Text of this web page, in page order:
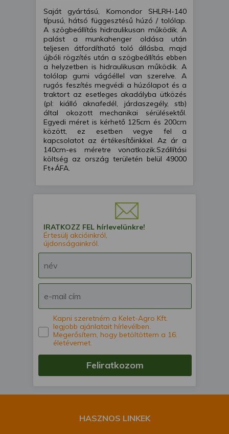
Saját gyártású, Komondor SHLRH-140
típusú, hátsó függesztésű húzó / tolólap.
A szögbeállítás hidraulikusan működik. A
palást a munkahenger oldása után
teljesen átfordítható toló állásba, majd
újbóli rögzítés után a szögbeállítás ebben
a helyzetben is hidraulikusan működik. A
tolólap gumi vágóéllel van szerelve. A
rugós feszítés megvédi a húzólapot és a
traktort az esetleges akadályba ütközés
(pl: kiálló aknafedél, járdaszegély, stb)
által okozott mechanikai sérülésektől.
Egyedi méret is kérhető 125cm és 200cm
között, ez esetben vegye fel a
kapcsolatot az értékesítőinkkel. Az ár a
140cm-es méretre vonatkozik.Szállítási
költség az ország területén belül 49000
Ft+ÁFA.
IRATKOZZ FEL hírlevelünkre!
Értesülj akcióinkról,
újdonságainkról.
Kapni szeretném a Kelet-Agro Kft.
legjobb ajánlatait hírlevélben.
Megerősítem, hogy betöltöttem a 16.
életévemet.
Feliratkozom
HASZNOS LINKEK
beállításait.